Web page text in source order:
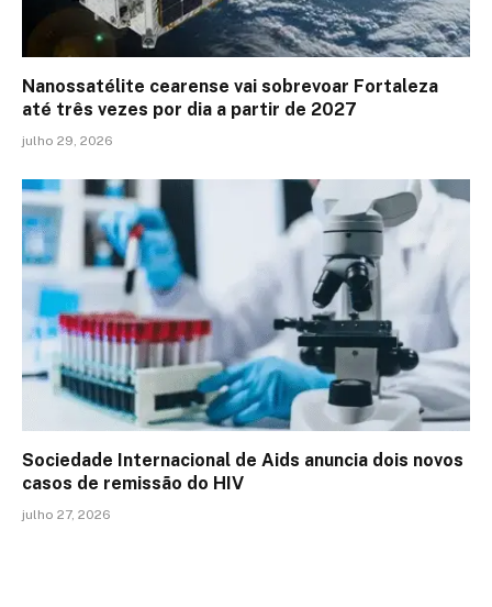
Nanossatélite cearense vai sobrevoar Fortaleza
até três vezes por dia a partir de 2027
julho 29, 2026
Sociedade Internacional de Aids anuncia dois novos
casos de remissão do HIV
julho 27, 2026